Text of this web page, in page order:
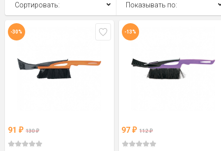
Сортировать: Показывать по:
-30%
91 ₽ 130₽
-13%
97₽ 112₽